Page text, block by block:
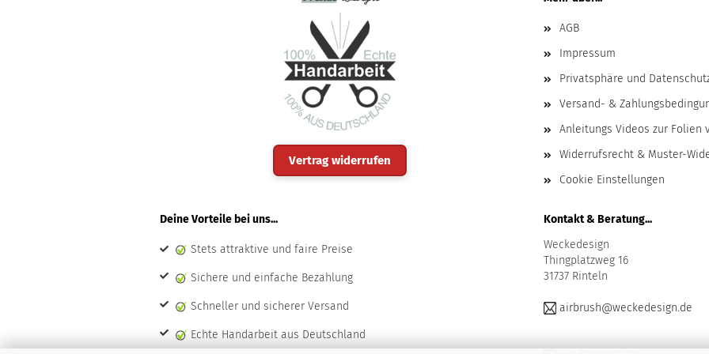
Vertrag widerrufen
AGB
Impressum
Privatsphäre und
Versand- &
Anleitungs Videos zur Folien
Widerrufsrecht & Muster-
Cookie Einstellungen
Deine Vorteile bei uns...
Stets attraktive und faire Preise
Sichere und einfache Bezahlung
Schneller und sicherer Versand
Echte Handarbeit aus Deutschland
Kontakt & Beratung...
Weckedesign
Thingplatzweg 16
31737 Rinteln
airbrush@weckedesign.de